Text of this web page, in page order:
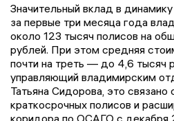
Значительный вклад в
за первые три месяца года
около 123 тысяч полисов на
рублей. При этом средняя
почти на треть — до 4,6 тысяч
управляющий владимирским
Татьяна Сидорова, это
краткосрочных полисов и
коридора по ОСАГО с декабря